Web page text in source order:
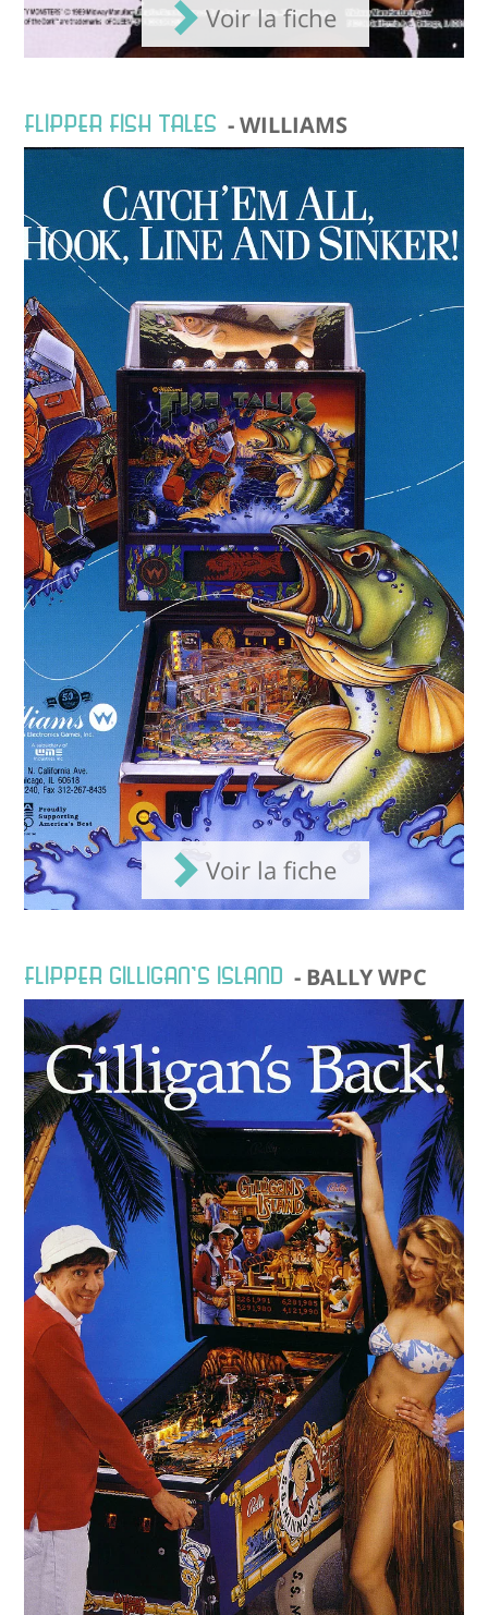
Voir la fiche
FLIPPER FISH TALES - WILLIAMS
Voir la fiche
FLIPPER GILLIGAN’S ISLAND - BALLY WPC